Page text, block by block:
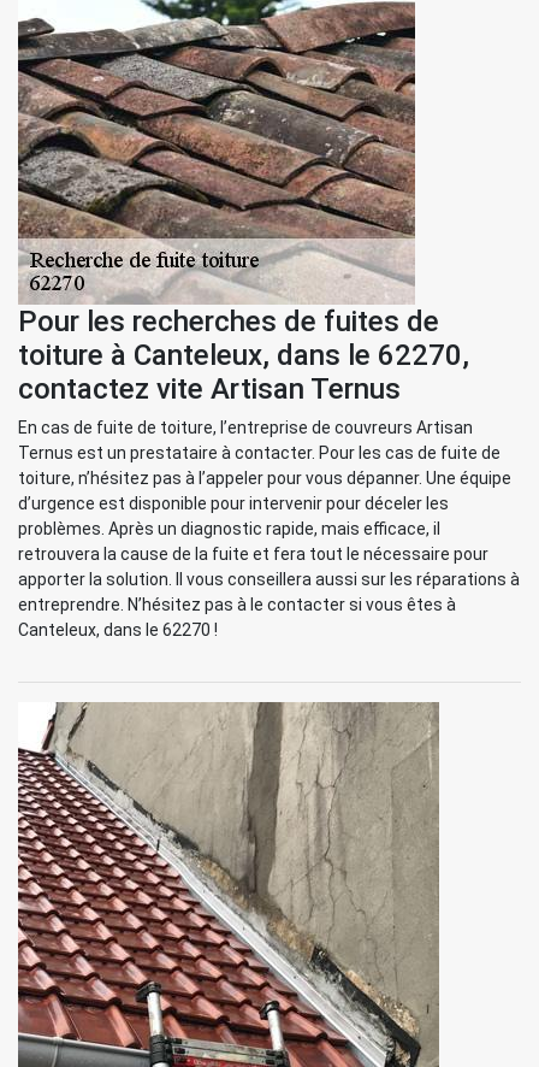
Pour les recherches de fuites de
toiture à Canteleux, dans le 62270,
contactez vite Artisan Ternus
En cas de fuite de toiture, l’entreprise de couvreurs Artisan
Ternus est un prestataire à contacter. Pour les cas de fuite de
toiture, n’hésitez pas à l’appeler pour vous dépanner. Une équipe
d’urgence est disponible pour intervenir pour déceler les
problèmes. Après un diagnostic rapide, mais efficace, il
retrouvera la cause de la fuite et fera tout le nécessaire pour
apporter la solution. Il vous conseillera aussi sur les réparations à
entreprendre. N’hésitez pas à le contacter si vous êtes à
Canteleux, dans le 62270 !